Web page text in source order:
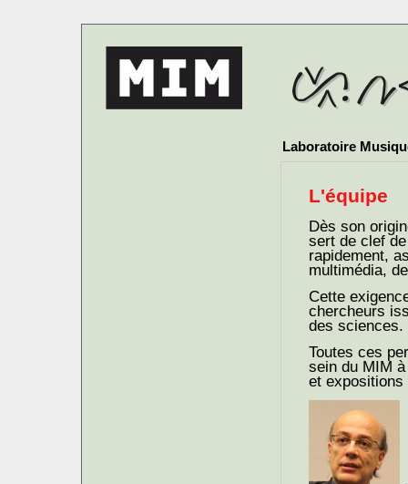
Laboratoire
L'équipe
Dès son
sert de clef
rapidement,
multimédia,
Cette
chercheurs
des sciences.
Toutes ces
sein du MIM
et